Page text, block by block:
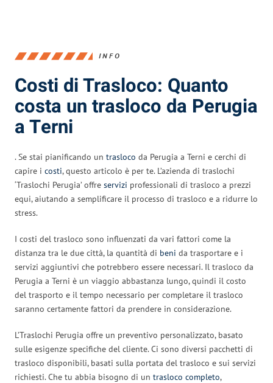
INFO
Costi di Trasloco: Quanto
costa un trasloco da Perugia
a Terni
. Se stai pianificando un trasloco da Perugia a Terni e cerchi di
capire i costi, questo articolo è per te. L’azienda di traslochi
‘Traslochi Perugia’ offre servizi professionali di trasloco a prezzi
equi, aiutando a semplificare il processo di trasloco e a ridurre lo
stress.
I costi del trasloco sono influenzati da vari fattori come la
distanza tra le due città, la quantità di beni da trasportare e i
servizi aggiuntivi che potrebbero essere necessari. Il trasloco da
Perugia a Terni è un viaggio abbastanza lungo, quindi il costo
del trasporto e il tempo necessario per completare il trasloco
saranno certamente fattori da prendere in considerazione.
L’Traslochi Perugia offre un preventivo personalizzato, basato
sulle esigenze specifiche del cliente. Ci sono diversi pacchetti di
trasloco disponibili, basati sulla portata del trasloco e sui servizi
richiesti. Che tu abbia bisogno di un trasloco completo,